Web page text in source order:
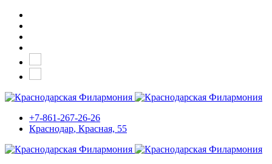
+7-861-267-26-26
Краснодар, Красная, 55